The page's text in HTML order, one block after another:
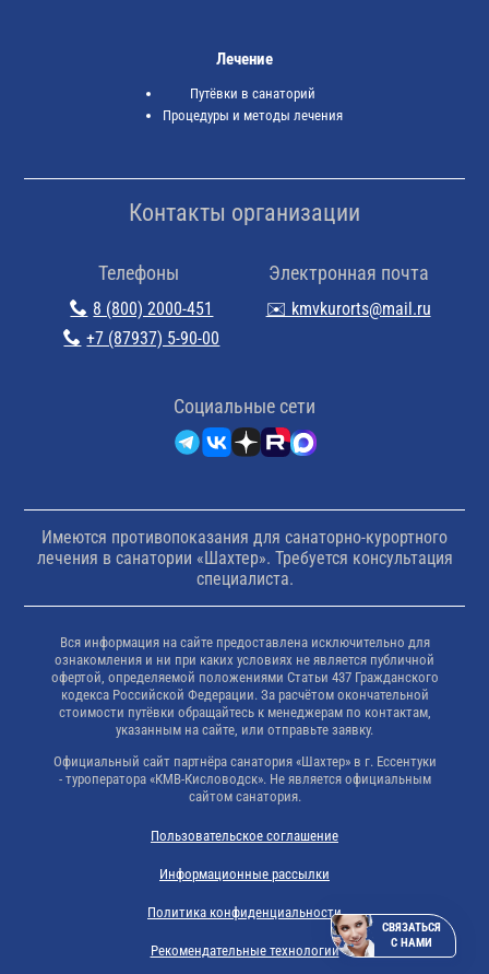
Лечение
Путёвки в санаторий
Процедуры и методы лечения
Контакты организации
Телефоны
8 (800) 2000-451
+7 (87937) 5-90-00
Электронная почта
✉️ kmvkurorts@mail.ru
Cоциальные сети
Имеются противопоказания для санаторно-курортного
лечения в санатории «Шахтер». Требуется консультация
специалиста.
Политика конфиденциальности
Рекомендательные технологии
Вся информация на сайте предоставлена исключительно для
ознакомления и ни при каких условиях не является публичной
офертой, определяемой положениями Статьи 437 Гражданского
кодекса Российской Федерации. За расчётом окончательной
стоимости путёвки обращайтесь к менеджерам по контактам,
указанным на сайте, или отправьте заявку.
Официальный сайт партнёра санатория «Шахтер» в г. Ессентуки
- туроператора «КМВ-Кисловодск». Не является официальным
сайтом санатория.
Пользовательское соглашение
Информационные рассылки
СВЯЗАТЬСЯ
С НАМИ